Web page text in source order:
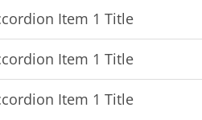
Item 1 Title
Item 1 Title
Item 1 Title